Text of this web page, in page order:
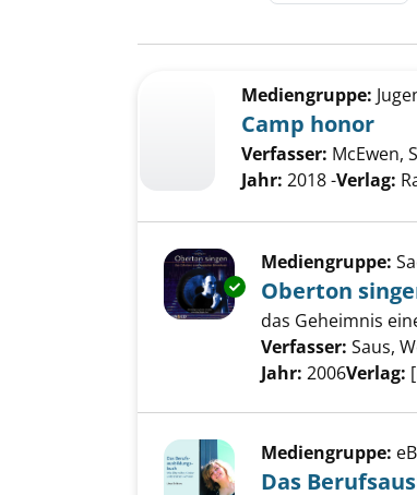
Zu den Suchfiltern springen
Mediengruppe:
Camp honor
Verfasser: McEwen,
Jahr: 2018 -Verlag:
Exemplar-Details von
Mediengruppe:
Oberton
das Geheimnis
Verfasser: Saus,
Jahr: 2006Verlag:
Mediengruppe:
Das